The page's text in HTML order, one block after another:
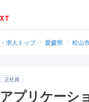
求人トップ / 愛媛県 / 松山
正社員
アプリケーシ